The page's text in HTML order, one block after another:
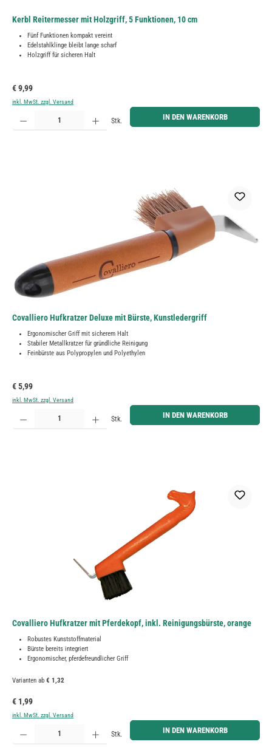
Kerbl Reitermesser mit Holzgriff, 5 Funktionen, 10 cm
Fünf Funktionen kompakt vereint
Edelstahlklinge bleibt lange scharf
Holzgriff für sicheren Halt
Regulärer Preis:
€ 9,99
inkl. MwSt. zzgl. Versand
Produkt Anzahl: Gib den gewünschten Wert ein oder benutze die Schaltflächen um die Anzahl zu
Stk. IN DEN WARENKORB
Covalliero Hufkratzer Deluxe mit Bürste, Kunstledergriff
Ergonomischer Griff mit sicherem Halt
Stabiler Metallkratzer für gründliche Reinigung
Feinbürste aus Polypropylen und Polyethylen
Regulärer Preis:
€ 5,99
inkl. MwSt. zzgl. Versand
Produkt Anzahl: Gib den gewünschten Wert ein oder benutze die Schaltflächen um die Anzahl zu
Stk. IN DEN WARENKORB
Covalliero Hufkratzer mit Pferdekopf, inkl. Reinigungsbürste, orange
Robustes Kunststoffmaterial
Bürste bereits integriert
Ergonomischer, pferdefreundlicher Griff
Varianten ab € 1,32
Regulärer Preis:
€ 1,99
inkl. MwSt. zzgl. Versand
Produkt Anzahl: Gib den gewünschten Wert ein oder benutze die Schaltflächen um die Anzahl zu
Stk. IN DEN WARENKORB